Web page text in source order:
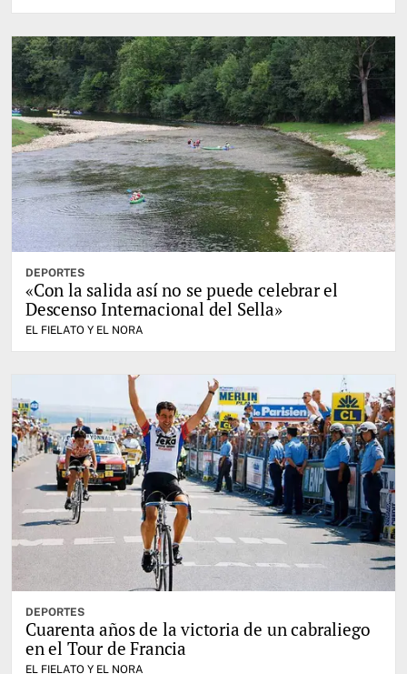
DEPORTES
«Con la salida así no se puede celebrar el
Descenso Internacional del Sella»
EL FIELATO Y EL NORA
DEPORTES
Cuarenta años de la victoria de un cabraliego
en el Tour de Francia
EL FIELATO Y EL NORA